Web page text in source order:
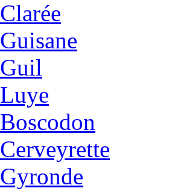
Clarée
Guisane
Guil
Luye
Boscodon
Cerveyrette
Gyronde